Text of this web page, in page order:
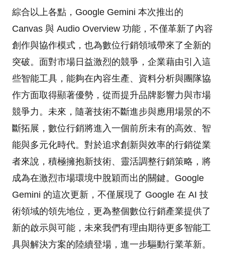
綜合以上各點，Google Gemini 本次推出的
Canvas 與 Audio Overview 功能，不僅革新了內容
創作與協作模式，也為數位行銷領域帶來了全新的
突破。面對市場日益激烈的競爭，企業藉由引入這
些智能工具，能夠在內容生產、資料分析與團隊協
作方面取得顯著優勢，從而提升品牌影響力與市場
競爭力。未來，隨著技術不斷進步與應用場景的不
斷拓展，數位行銷將進入一個前所未有的高效、智
能與多元化時代。對於追求創新與效率的行銷從業
者來說，積極擁抱新技術、靈活調整行銷策略，將
成為在激烈市場環境中脫穎而出的關鍵。Google
Gemini 的這次更新，不僅展現了 Google 在 AI 技
術領域的領先地位，更為整個數位行銷產業提供了
新的啟示與可能，未來我們有理由期待更多智能工
具與解決方案的陸續登場，進一步驅動行業革新。